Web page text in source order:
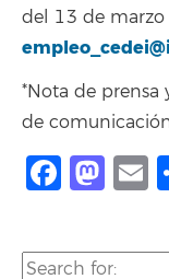
del 13 de marzo
*Nota de prensa
de
Search